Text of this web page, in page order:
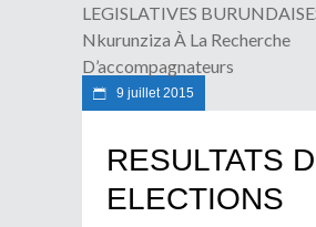
LEGISLATIVES
Nkurunziza À La Recherche
D’accompagnateurs
9 juillet 2015
RESULTATS
ELECTIONS